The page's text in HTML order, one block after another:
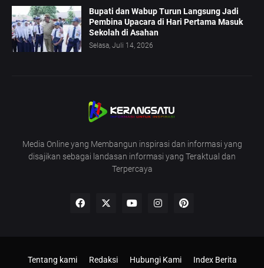
Bupati dan Wabup Turun Langsung Jadi
Pembina Upacara di Hari Pertama Masuk
Sekolah di Asahan
Selasa, Juli 14, 2026
Media Online yang Membangun inspirasi dan informasi yang
disajikan sebagai landasan informasi yang Teraktual dan
Terpercaya
Tentang kami Redaksi Hubungi Kami Index Berita